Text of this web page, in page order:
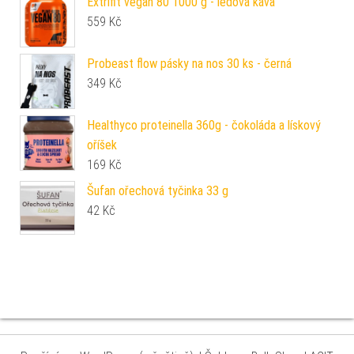
559 Kč
Probeast flow pásky na nos 30 ks - černá
349 Kč
Healthyco proteinella 360g - čokoláda a lískový
oříšek
169 Kč
Šufan ořechová tyčinka 33 g
42 Kč